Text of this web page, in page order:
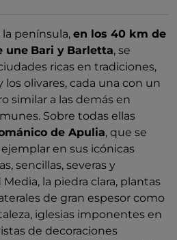
península, en los 40 km de
une Bari y Barletta, se
ricas en tradiciones,
olivares, cada una con un
similar a las demás en
Sobre todas ellas
de Apulia, que se
en sus icónicas
sencillas, severas y
la piedra clara, plantas
de gran espesor como
iglesias imponentes en
de decoraciones